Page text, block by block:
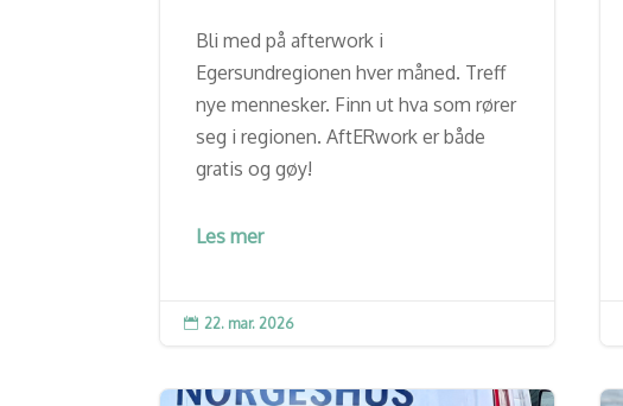
Bli med på afterwork i
Egersundregionen hver måned. Treff
nye mennesker. Finn ut hva som rører
seg i regionen. AftERwork er både
gratis og gøy!
Les mer
 22. mar. 2026